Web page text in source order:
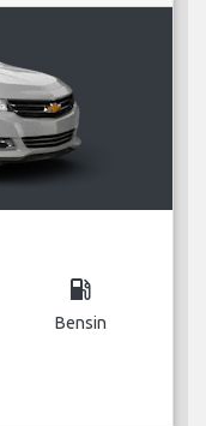
local_gas_station
Bensin